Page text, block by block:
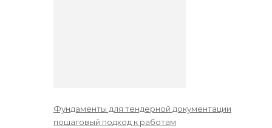
Фундаменты для тендерной документации
пошаговый подход к работам